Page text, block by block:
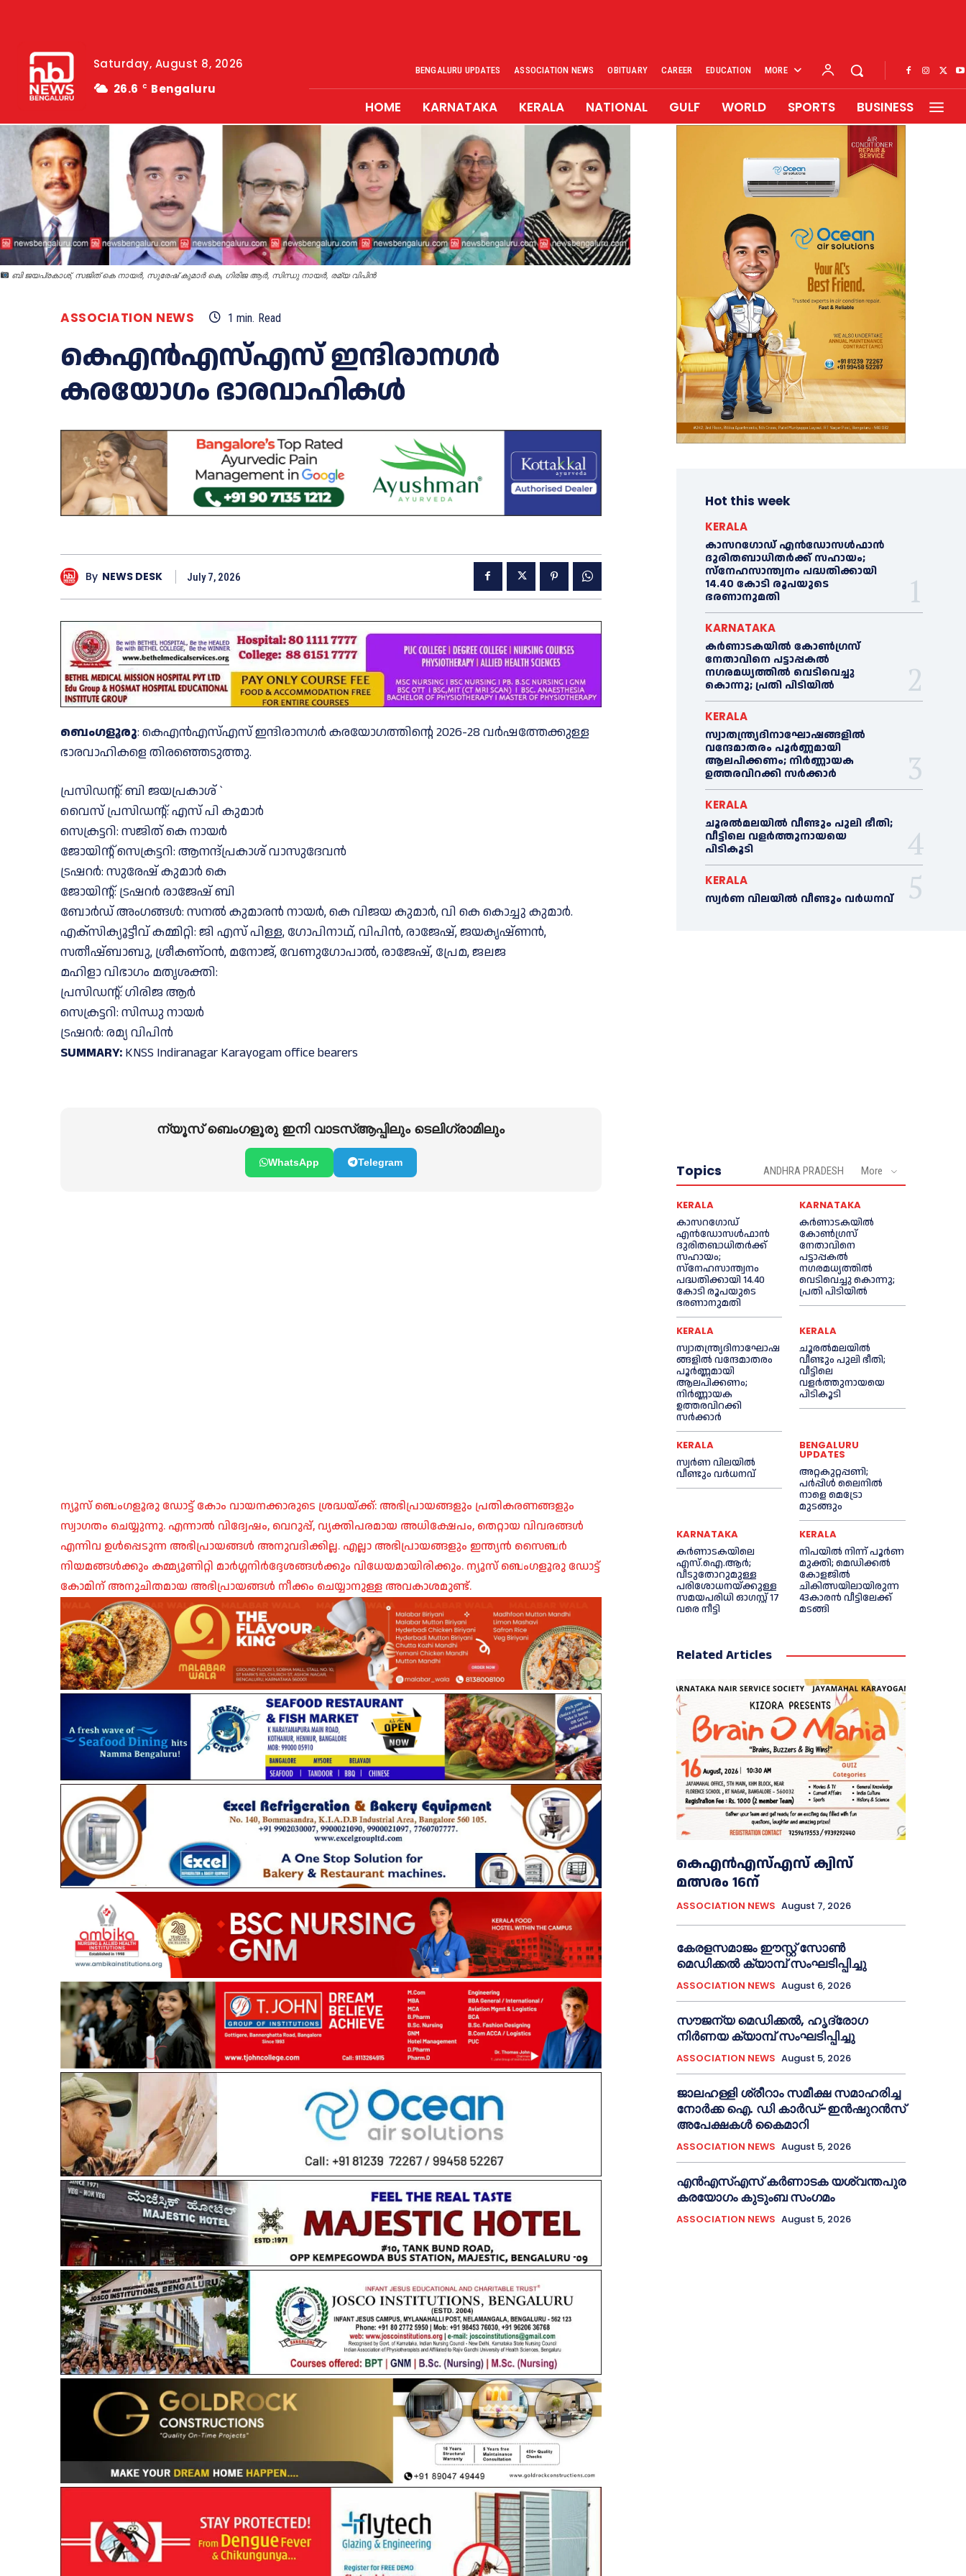
Saturday, August 8, 2026
26.6
C Bengaluru
BENGALURU UPDATES ASSOCIATION NEWS OBITUARY CAREER EDUCATION MORE
HOME KARNATAKA KERALA NATIONAL GULF WORLD SPORTS BUSINESS
ബി ജയപ്രകാശ്, സജിത് കെ നായർ, സുരേഷ് കുമാർ കെ, ഗിരിജ ആർ, സിന്ധു നായർ, രമ്യ വിപിൻ
ASSOCIATION NEWS 1 min. Read
കെഎൻഎസ്എസ് ഇന്ദിരാനഗർ
കരയോഗം ഭാരവാഹികള്‍
By NEWS DESK July 7, 2026
ബെംഗളൂരു: കെഎൻഎസ്എസ് ഇന്ദിരാനഗർ കരയോഗത്തിന്റെ 2026-28 വർഷത്തേക്കുള്ള
ഭാരവാഹികളെ തിരഞ്ഞെടുത്തു.
പ്രസിഡന്റ്: ബി ജയപ്രകാശ് `
വൈസ് പ്രസിഡന്റ്: എസ് പി കുമാർ
സെക്രട്ടറി: സജിത് കെ നായർ
ജോയിൻ്റ് സെക്രട്ടറി: ആനന്ദ്പ്രകാശ് വാസുദേവൻ
ട്രഷറർ: സുരേഷ് കുമാർ കെ
ജോയിൻ്റ്: ട്രഷറർ രാജേഷ് ബി
ബോർഡ് അംഗങ്ങള്‍: സനൽ കുമാരൻ നായർ, കെ വിജയ കുമാർ, വി കെ കൊച്ചു കുമാർ.
എക്സിക്യൂട്ടീവ് കമ്മിറ്റി: ജി എസ് പിള്ള, ഗോപിനാഥ്, വിപിൻ, രാജേഷ്, ജയകൃഷ്ണൻ,
സതീഷ്ബാബു, ശ്രീകണ്ഠൻ, മനോജ്, വേണുഗോപാൽ, രാജേഷ്, പ്രേമ, ജലജ
മഹിളാ വിഭാഗം മതൃശക്തി:
പ്രസിഡന്റ്: ഗിരിജ ആർ
സെക്രട്ടറി: സിന്ധു നായർ
ട്രഷറർ: രമ്യ വിപിൻ
SUMMARY: KNSS Indiranagar Karayogam office bearers
ന്യൂസ് ബെംഗളൂരു ഇനി വാടസ്ആപ്പിലും ടെലിഗ്രാമിലും
WhatsApp Telegram
ന്യൂസ് ബെംഗളൂരു ഡോട്ട് കോം വായനക്കാരുടെ ശ്രദ്ധയ്ക്ക്: അഭിപ്രായങ്ങളും പ്രതികരണങ്ങളും
സ്വാഗതം ചെയ്യുന്നു. എന്നാൽ വിദ്വേഷം, വെറുപ്പ്, വ്യക്തിപരമായ അധിക്ഷേപം, തെറ്റായ വിവരങ്ങൾ
എന്നിവ ഉൾപ്പെടുന്ന അഭിപ്രായങ്ങൾ അനുവദിക്കില്ല. എല്ലാ അഭിപ്രായങ്ങളും ഇന്ത്യൻ സൈബർ
നിയമങ്ങൾക്കും കമ്മ്യൂണിറ്റി മാർഗ്ഗനിർദ്ദേശങ്ങൾക്കും വിധേയമായിരിക്കും. ന്യൂസ് ബെംഗളൂരു ഡോട്ട്
കോമിന് അനുചിതമായ അഭിപ്രായങ്ങൾ നീക്കം ചെയ്യാനുള്ള അവകാശമുണ്ട്.
Hot this week
KERALA
കാസറഗോഡ് എന്‍ഡോസള്‍ഫാന്‍
ദുരിതബാധിതര്‍ക്ക് സഹായം;
സ്‌നേഹസാന്ത്വനം പദ്ധതിക്കായി
14.40 കോടി രൂപയുടെ
ഭരണാനുമതി
KARNATAKA
കർണാടകയിൽ കോണ്‍ഗ്രസ്
നേതാവിനെ പട്ടാപ്പകല്‍
നഗരമധ്യത്തില്‍ വെടിവെച്ചു
കൊന്നു; പ്രതി പിടിയില്‍
KERALA
സ്വാതന്ത്ര്യദിനാഘോഷങ്ങളില്‍
വന്ദേമാതരം പൂര്‍ണ്ണമായി
ആലപിക്കണം; നിര്‍ണ്ണായക
ഉത്തരവിറക്കി സര്‍ക്കാര്‍
KERALA
ചൂരല്‍മലയില്‍ വീണ്ടും പുലി ഭീതി;
വീട്ടിലെ വളര്‍ത്തുനായയെ
പിടികൂടി
KERALA
സ്വർണ വിലയില്‍ വീണ്ടും വർധനവ്
Topics ANDHRA PRADESH More
KERALA
കാസറഗോഡ്
എന്‍ഡോസള്‍ഫാന്‍
ദുരിതബാധിതര്‍ക്ക്
സഹായം;
സ്‌നേഹസാന്ത്വനം
പദ്ധതിക്കായി 14.40
കോടി രൂപയുടെ
ഭരണാനുമതി
KARNATAKA
കർണാടകയിൽ
കോണ്‍ഗ്രസ്
നേതാവിനെ
പട്ടാപ്പകല്‍
നഗരമധ്യത്തില്‍
വെടിവെച്ചു കൊന്നു;
പ്രതി പിടിയില്‍
KERALA
സ്വാതന്ത്ര്യദിനാഘോഷ
ങ്ങളില്‍ വന്ദേമാതരം
പൂര്‍ണ്ണമായി
ആലപിക്കണം;
നിര്‍ണ്ണായക
ഉത്തരവിറക്കി
സര്‍ക്കാര്‍
KERALA
ചൂരല്‍മലയില്‍
വീണ്ടും പുലി ഭീതി;
വീട്ടിലെ
വളര്‍ത്തുനായയെ
പിടികൂടി
KERALA
സ്വർണ വിലയില്‍
വീണ്ടും വർധനവ്
BENGALURU
UPDATES
അറ്റകുറ്റപ്പണി;
പർപ്പിൾ ലൈനില്‍
നാളെ മെട്രോ
മുടങ്ങും
KARNATAKA
കർണാടകയിലെ
എസ്.ഐ.ആർ;
വീടുതോറുമുള്ള
പരിശോധനയ്ക്കുള്ള
സമയപരിധി ഓഗസ്റ്റ് 17
വരെ നീട്ടി
KERALA
നിപയില്‍ നിന്ന് പൂര്‍ണ
മുക്തി; മെഡിക്കല്‍
കോളജില്‍
ചികിത്സയിലായിരുന്ന
43കാരന്‍ വീട്ടിലേക്ക്
മടങ്ങി
Related Articles
കെഎൻഎസ്എസ് ക്വിസ്
മത്സരം 16ന്
ASSOCIATION NEWS August 7, 2026
കേരളസമാജം ഈസ്റ്റ് സോണ്‍
മെഡിക്കൽ ക്യാമ്പ് സംഘടിപ്പിച്ചു
ASSOCIATION NEWS August 6, 2026
സൗജന്യ മെഡിക്കല്‍, ഹൃദ്രോഗ
നിര്‍ണയ ക്യാമ്പ് സംഘടിപ്പിച്ചു
ASSOCIATION NEWS August 5, 2026
ജാലഹള്ളി ശ്രീറാം സമീക്ഷ സമാഹരിച്ച
നോർക്ക ഐ. ഡി കാർഡ്-ഇന്‍ഷുറന്‍സ്
അപേക്ഷകൾ കൈമാറി
ASSOCIATION NEWS August 5, 2026
എൻഎസ്എസ് കര്‍ണാടക യശ്വന്തപുര
കരയോഗം കുടുംബ സംഗമം
ASSOCIATION NEWS August 5, 2026